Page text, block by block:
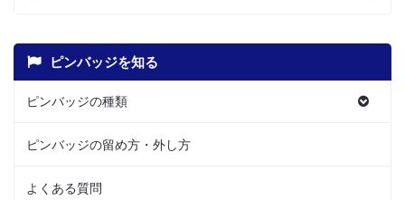
ピンバッジを知る
ピンバッジの種類
ピンバッジの留め方・外し方
よくある質問